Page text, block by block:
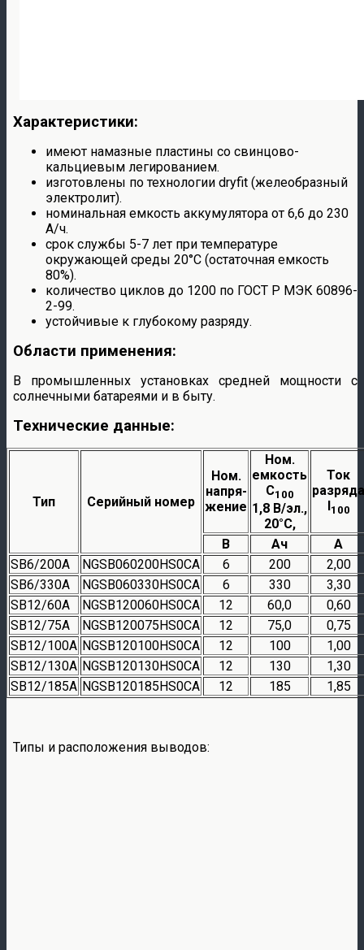
Характеристики:
имеют намазные пластины со свинцово-
кальциевым легированием.
изготовлены по технологии dryfit (желеобразный
электролит).
номинальная емкость аккумулятора от 6,6 до 230
A/ч.
срок службы 5-7 лет при температуре
окружающей среды 20°C (остаточная емкость
80%).
количество циклов до 1200 по ГОСТ Р МЭК 60896-
2-99.
устойчивые к глубокому разряду.
Области применения:
В промышленных установках средней мощности с
солнечными батареями и в быту.
Технические данные:
Тип Серийный номер
Ном.
напря-
жение
Ном.
емкость
С100
1,8 В/эл.,
20°С,
Ток
разряда
I100
В Ач
A
SB6/200А
NGSB060200HS0CA 6 200
2,00
SB6/330А
NGSB060330HS0CA 6 330
3,30
SB12/60А
NGSB120060HS0CA 12 60,0
0,60
SB12/75А
NGSB120075HS0CA 12 75,0
0,75
SB12/100А NGSB120100HS0CA 12 100
1,00
SB12/130А NGSB120130HS0CA 12 130
1,30
SB12/185А NGSB120185HS0CA 12 185 1,85
Типы и расположения выводов: